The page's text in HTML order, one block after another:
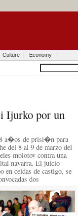
Culture Economy
Ijurko por un
a�os de prisi�n para
del 8 al 9 de marzo del
molotov contra una
navarra. El juicio
en celdas de castigo, se
dos